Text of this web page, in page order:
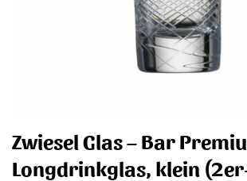
Zwiesel Glas – Bar
Longdrinkglas, klein